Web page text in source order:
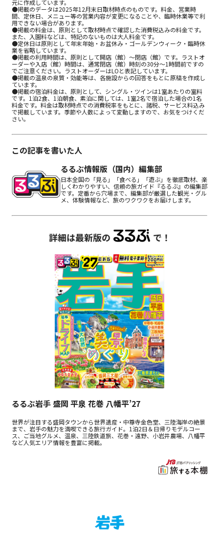
元に作成しています。
●掲載のデータは2025年12月末日取材時点のものです。料金、営業時
間、定休日、メニュー等の営業内容が変更になることや、臨時休業等で利
用できない場合があります。
●掲載の料金は、原則として取材時点で確認した消費税込みの料金です。
また、入園料などは、特記のないものは大人料金です。
●定休日は原則として年末年始・お盆休み・ゴールデンウィーク・臨時休
業を省略しています。
●掲載の利用時間は、原則として開店（館）～閉店（館）です。ラストオ
ーダーや入店（館）時間は、通常閉店（館）時刻の30分～1時間前ですの
でご注意ください。ラストオーダーはLOと表記しています。
●掲載の温泉の泉質・効能等は、各施設からの回答をもとに原稿を作成し
ています。
●掲載の宿泊料金は、原則として、シングル・ツインは1室あたりの室料
です。1泊2食、1泊朝食、素泊に関しては、1室2名で宿泊した場合の1名
料金です。料金は取材時点での消費税率をもとに、諸税、サービス料込み
で掲載しています。季節や人数によって変動しますので、お気をつけくだ
さい。
この記事を書いた人
るるぶ情報版（国内）編集部
日本全国の「見る」「食べる」「遊ぶ」を徹底取材、楽
しくわかりやすい、信頼の旅ガイド『るるぶ』の編集部
です。定番から穴場まで、編集部が厳選した観光・グル
メ、体験情報など、旅のワクワクをお届けします。
るるぶ岩手 盛岡 平泉 花巻 八幡平’27
世界が注目する盛岡タウンから世界遺産・中尊寺金色堂、三陸海岸の絶景
まで、岩手の魅力を満喫できる旅行ガイド。1泊2日＆日帰りモデルコー
ス、ご当地グルメ、温泉、三陸鉄道旅、花巻・遠野、小岩井農場、八幡平
など人気エリア情報を豊富に掲載。